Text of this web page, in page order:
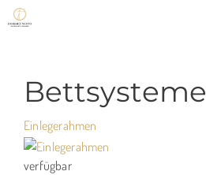
Bettsysteme
Einlegerahmen
verfügbar